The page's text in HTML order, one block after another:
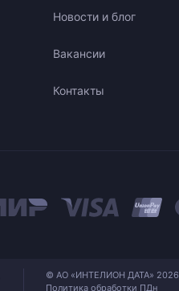
Новости и блог
Вакансии
Контакты
© АО «ИНТЕЛИОН ДАТА» 2026
Политика обработки ПДн